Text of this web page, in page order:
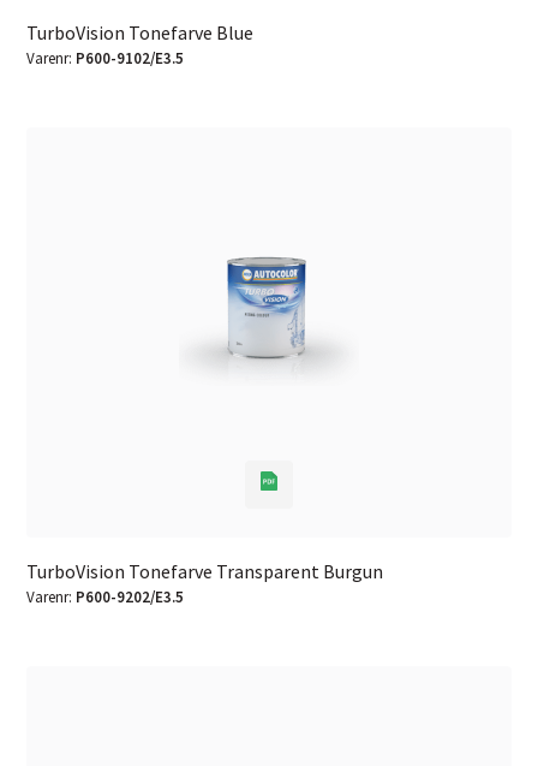
TurboVision Tonefarve Blue
Varenr: P600-9102/E3.5
TurboVision Tonefarve Transparent Burgun
Varenr: P600-9202/E3.5